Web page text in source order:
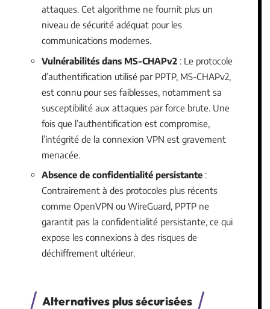
attaques. Cet algorithme ne fournit plus un
niveau de sécurité adéquat pour les
communications modernes.
Vulnérabilités dans MS-CHAPv2 : Le protocole
d’authentification utilisé par PPTP, MS-CHAPv2,
est connu pour ses faiblesses, notamment sa
susceptibilité aux attaques par force brute. Une
fois que l’authentification est compromise,
l’intégrité de la connexion VPN est gravement
menacée.
Absence de confidentialité persistante :
Contrairement à des protocoles plus récents
comme OpenVPN ou WireGuard, PPTP ne
garantit pas la confidentialité persistante, ce qui
expose les connexions à des risques de
déchiffrement ultérieur.
Alternatives plus sécurisées